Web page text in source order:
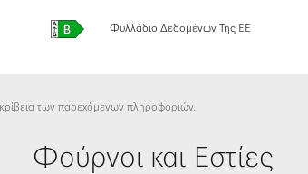
Φυλλάδιο Δεδομένων Της ΕΕ
των παρεχόμενων πληροφοριών.
Φούρνοι και Εστίες